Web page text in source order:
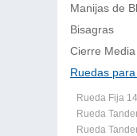
Manijas de
Bisagras
Cierre
Ruedas
Rueda Fija
Rueda
Rueda